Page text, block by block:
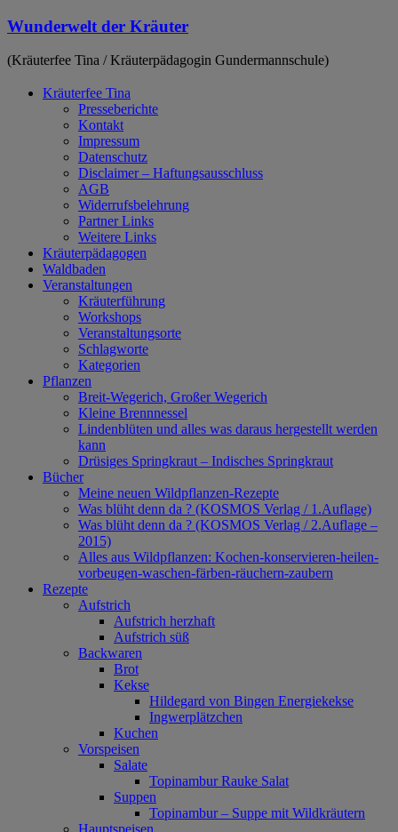
Zum
springen
Wunderwelt der Kräuter
(Kräuterfee Tina / Kräuterpädagogin Gundermannschule)
Kräuterfee Tina
Presseberichte
Kontakt
Impressum
Datenschutz
Disclaimer – Haftungsausschluss
AGB
Widerrufsbelehrung
Partner Links
Weitere Links
Kräuterpädagogen
Waldbaden
Veranstaltungen
Kräuterführung
Workshops
Veranstaltungsorte
Schlagworte
Kategorien
Pflanzen
Breit-Wegerich, Großer Wegerich
Kleine Brennnessel
Lindenblüten und alles was daraus hergestellt werden
kann
Drüsiges Springkraut – Indisches Springkraut
Bücher
Meine neuen Wildpflanzen-Rezepte
Was blüht denn da ? (KOSMOS Verlag / 1.Auflage)
Was blüht denn da ? (KOSMOS Verlag / 2.Auflage –
2015)
Alles aus Wildpflanzen: Kochen-konservieren-heilen-
vorbeugen-waschen-färben-räuchern-zaubern
Rezepte
Aufstrich
Aufstrich herzhaft
Aufstrich süß
Backwaren
Brot
Kekse
Hildegard von Bingen Energiekekse
Ingwerplätzchen
Kuchen
Vorspeisen
Salate
Topinambur Rauke Salat
Suppen
Topinambur – Suppe mit Wildkräutern